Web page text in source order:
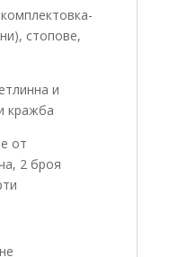
стопове,
и
кражба
от
2 броя